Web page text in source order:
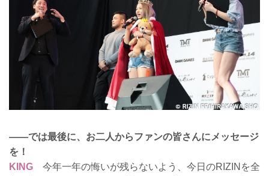
――では最後に、お二人からファンの皆さんにメッセージ
を！
KING 今年一年の悔いが残らないよう、今日のRIZINを全